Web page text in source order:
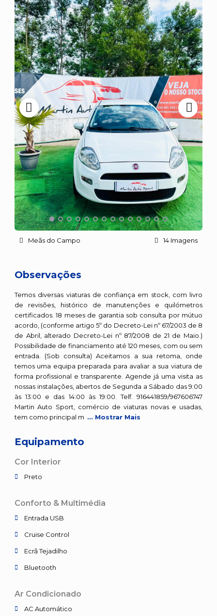
Meãs do Campo 14 Imagens
Observações
Temos diversas viaturas de confiança em stock, com livro
de revisões, histórico de manutenções e quilómetros
certificados. 18 meses de garantia sob consulta por mútuo
acordo, (conforme artigo 5º do Decreto-Lei nº 67/2003 de 8
de Abril, alterado Decreto-Lei nº 87/2008 de 21 de Maio.)
Possibilidade de financiamento até 120 meses, com ou sem
entrada. (Sob consulta) Aceitamos a sua retoma, onde
temos uma equipa preparada para avaliar a sua viatura de
forma profissional e transparente. Agende já uma visita as
nossas instalações, abertos de Segunda a Sábado das 9:00
às 13:00 e das 14:00 às 19:00. Telf. 916441859/967606747
Martin Auto Sport, comércio de viaturas novas e usadas,
tem como principal m ... Mostrar Mais
Equipamento
Cor Interior
Preto
Conforto & Multimédia
Entrada USB
Cruise Control
Ecrã Tejadilho
Bluetooth
Ar Condicionado
AC Automático